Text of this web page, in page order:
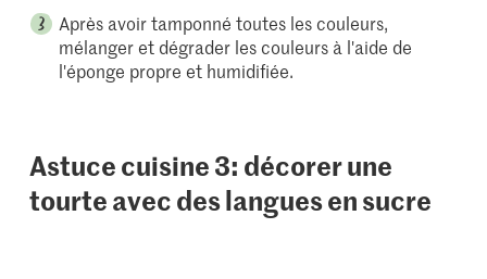
Après avoir tamponné toutes les couleurs,
mélanger et dégrader les couleurs à l'aide de
l'éponge propre et humidifiée.
Astuce cuisine 3: décorer une
tourte avec des langues en sucre